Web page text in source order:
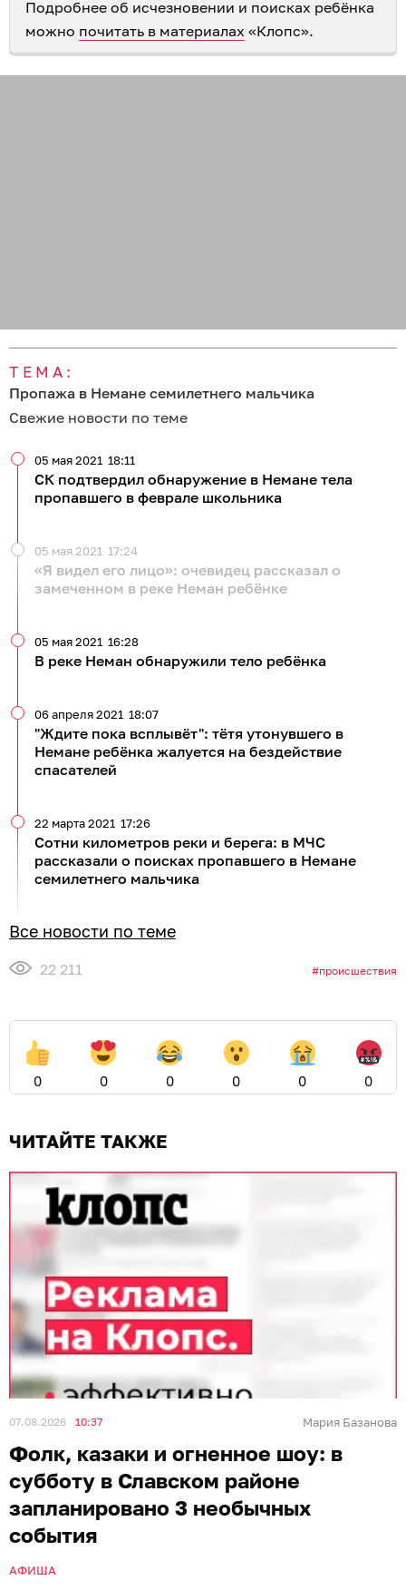
Подробнее об исчезновении и поисках ребёнка
можно почитать в материалах «Клопс».
ТЕМА:
Пропажа в Немане семилетнего мальчика
Свежие новости по теме
СК подтвердил обнаружение в Немане тела
пропавшего в феврале школьника
05 мая 2021 18:11
«Я видел его лицо»: очевидец рассказал о
замеченном в реке Неман ребёнке
05 мая 2021 17:24
В реке Неман обнаружили тело ребёнка
05 мая 2021 16:28
"Ждите пока всплывёт": тётя утонувшего в
Немане ребёнка жалуется на бездействие
спасателей
06 апреля 2021 18:07
Сотни километров реки и берега: в МЧС
рассказали о поисках пропавшего в Немане
семилетнего мальчика
22 марта 2021 17:26
Все новости по теме
22 211 происшествия
0 0 0 0 0 0
ЧИТАЙТЕ ТАКЖЕ
07.08.2026 10:37 Мария Базанова
Фолк, казаки и огненное шоу: в
субботу в Славском районе
запланировано 3 необычных
события
АФИША